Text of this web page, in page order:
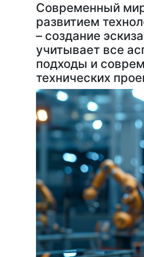
Современный
развитием
– создание
учитывает все
подходы и
технических